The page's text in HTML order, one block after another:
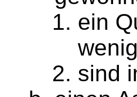
ein
sind